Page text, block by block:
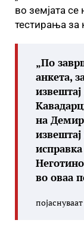
во земјата
тестирања за
„По
анкета,
на
во оваа